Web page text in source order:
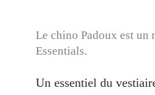
Le chino Padoux est un
Essentials.
Un essentiel du